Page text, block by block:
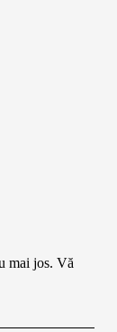
mai jos. Vă